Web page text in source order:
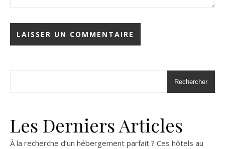
Rechercher
Les Derniers Articles
À la recherche d’un hébergement parfait ? Ces hôtels au